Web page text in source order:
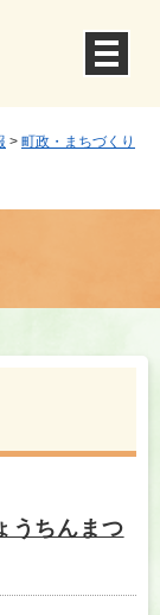
> 町政・まちづくり
うちんまつ